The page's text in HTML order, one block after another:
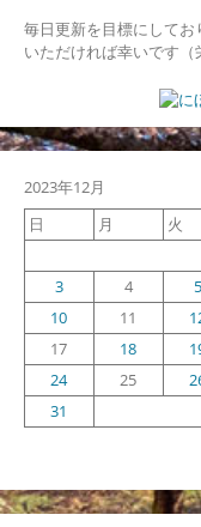
毎日更新を目標にして
いただければ幸いです（
2023年12月
日
月 火
3
4 5
10
11
17
18
24
25
31